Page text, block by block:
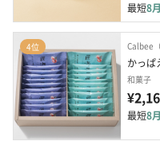
最短8
4位 Calbee
かっぱ
和菓子
最短8